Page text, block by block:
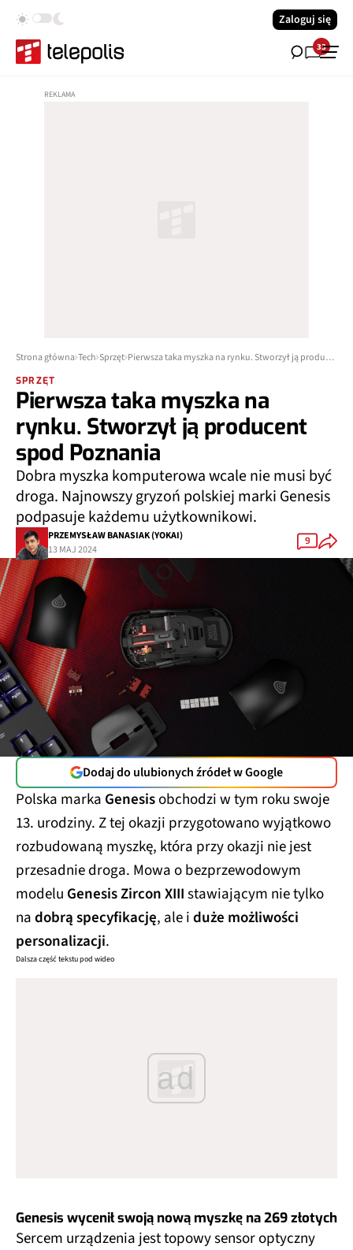
Zaloguj się
33
Strona główna Tech Sprzęt Pierwsza taka myszka na rynku. Stworzył ją producent spod Poznania
SPRZĘT
Pierwsza taka myszka na
rynku. Stworzył ją producent
spod Poznania
Dobra myszka komputerowa wcale nie musi być
droga. Najnowszy gryzoń polskiej marki Genesis
podpasuje każdemu użytkownikowi.
PRZEMYSŁAW BANASIAK (YOKAI)
13 MAJ 2024
9
Dodaj do ulubionych źródeł w Google
Polska marka Genesisobchodzi w tym roku swoje
13. urodziny. Z tej okazji przygotowano wyjątkowo
rozbudowaną myszkę, która przy okazji nie jest
przesadnie droga. Mowa o bezprzewodowym
modelu Genesis Zircon XIIIstawiającym nie tylko
nadobrą specyfikację, ale iduże możliwości
personalizacji.
Dalsza część tekstu pod wideo
ad
Genesis wycenił swoją nową myszkę na 269 złotych
Sercem urządzenia jest topowy sensor optyczny